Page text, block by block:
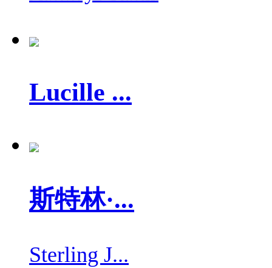
Lucille ...
斯特林·...
Sterling J...